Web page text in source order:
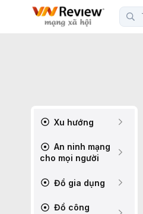
Xu hướng
An ninh mạng
cho mọi người
Đồ gia dụng
Đồ công